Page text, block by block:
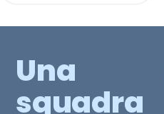
Una
squadra